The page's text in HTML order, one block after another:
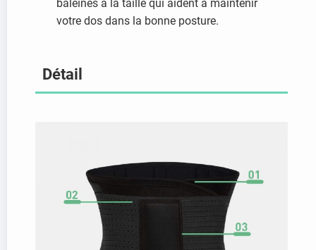
baleines à la taille qui aident à maintenir
votre dos dans la bonne posture.
Détail